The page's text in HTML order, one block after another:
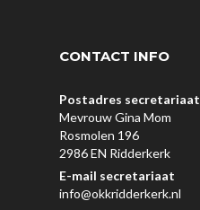
CONTACT INFO
Postadres secretariaat
Mevrouw Gina Mom
Rosmolen 196
2986 EN Ridderkerk
E-mail secretariaat
info@okkridderkerk.nl